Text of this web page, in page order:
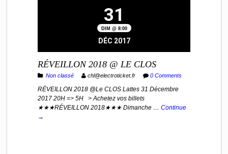
31
DIM @ 8:00
DÉC 2017
RÉVEILLON 2018 @ LE CLOS
Non classé chl@electroticket.fr 0 Comments
RÉVEILLON 2018 @Le CLOS Lattes 31 Décembre
2017 20H => 5H > Achetez vos billets
★★★RÉVEILLON 2018★★★ Dimanche … Continue
→